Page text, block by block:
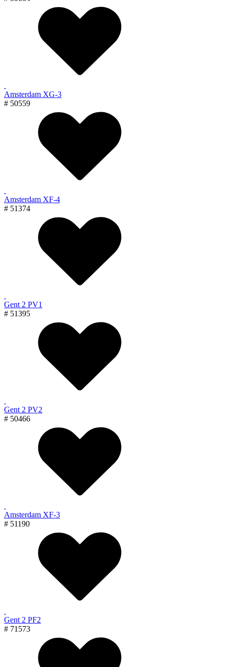
Amsterdam XG-3
# 50559
Amsterdam XF-4
# 51374
Gent 2 PV1
# 51395
Gent 2 PV2
# 50466
Amsterdam XF-3
# 51190
Gent 2 PF2
# 71573